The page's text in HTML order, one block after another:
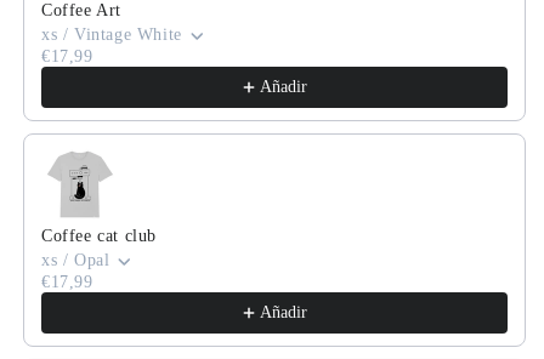
Coffee Art
xs / Vintage White
€17,99
Añadir
Coffee cat club
xs / Opal
€17,99
Añadir